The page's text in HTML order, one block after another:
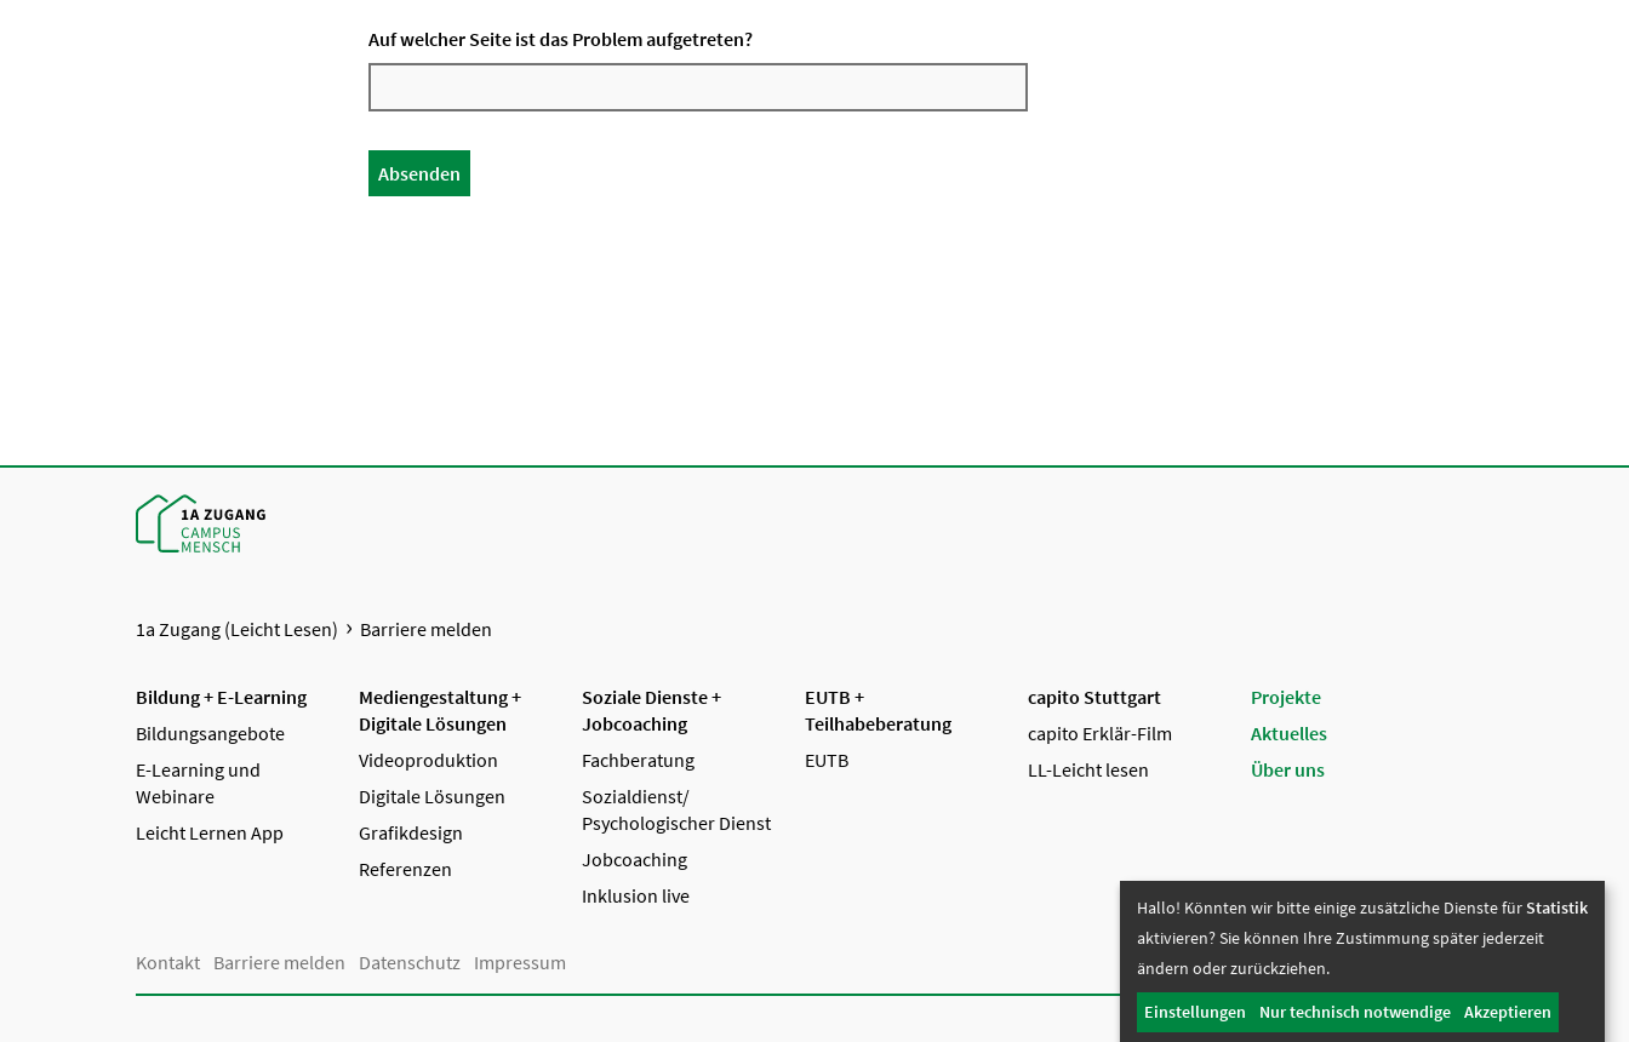
Auf welcher Seite ist das Problem aufgetreten?
Absenden
1a Zugang (Leicht Lesen) Barriere melden
Bildung + E-Learning
Bildungsangebote
E-Learning und
Webinare
Leicht Lernen App
Mediengestaltung +
Digitale Lösungen
Videoproduktion
Digitale Lösungen
Grafikdesign
Referenzen
Soziale Dienste +
Jobcoaching
Fachberatung
Sozialdienst/
Psychologischer Dienst
Jobcoaching
Inklusion live
EUTB +
Teilhabeberatung
EUTB
capito Stuttgart
capito Erklär-Film
LL-Leicht lesen
Projekte
Aktuelles
Über uns
Kontakt Barriere melden Datenschutz Impressum
Hallo! Könnten wir bitte einige zusätzliche Dienste für Statistik
aktivieren? Sie können Ihre Zustimmung später jederzeit
ändern oder zurückziehen.
Einstellungen Nur technisch notwendige Akzeptieren